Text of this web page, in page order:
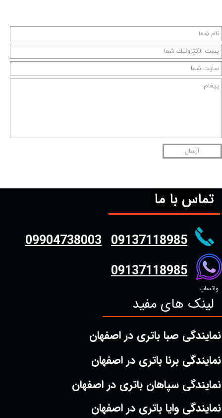
ارسال
تماس با ما
واتساپ
09904738003 09137118985
09137118985
لینک های مفید
نمایندگی صبا باتری در اصفهان
نمایندگی برنا باتری در اصفهان
نمایندگی سپاهان باتری در اصفهان
نمایندگی وایا باتری در اصفهان